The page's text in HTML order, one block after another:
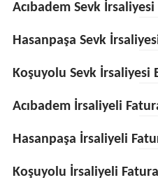
Acıbadem Sevk İrsaliyesi
Hasanpaşa Sevk İrsaliyesi
Koşuyolu Sevk İrsaliyesi
Acıbadem İrsaliyeli
Hasanpaşa İrsaliyeli
Koşuyolu İrsaliyeli Fatura